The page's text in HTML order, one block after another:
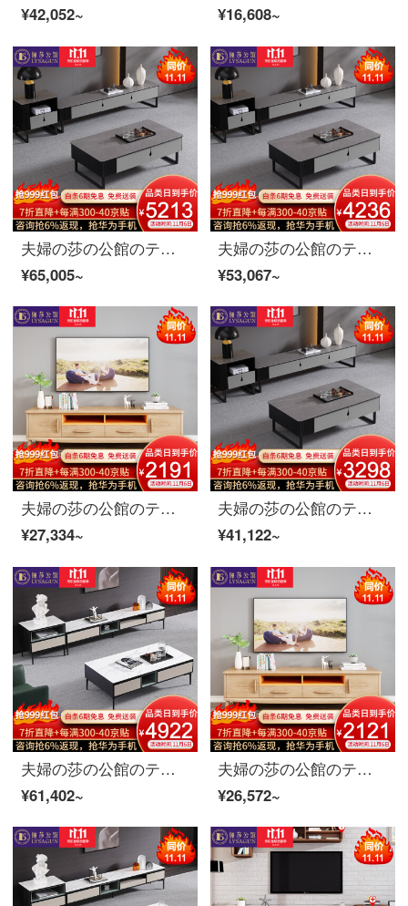
¥42,052~
¥16,608~
夫婦の莎の公館のテレビの箱北欧の軽奢なテレビの箱のお茶の組み合わせのスーツの近代的な客間の簡単な岩板の物置きの逸品の家具のテレビの箱+お茶の何+斗の箱*2 2.0 mテレビの箱
¥65,005~
夫婦の莎の公館のテレビの箱北欧の軽奢なテレビの箱のお茶の組み合わせのスーツの近代的な客間の簡単な岩板の物置きの逸品の家具のテレビの箱+お茶の何+斗の箱の2.0 mテレビの箱
¥53,067~
夫婦の莎の公館のテレビの箱の北欧の本当の木のテレビの箱のお茶の組み合わせのスーツの客間の簡単な保管物の食器棚の家具の2.2メートルのテレビの箱
¥27,334~
夫婦の莎の公館のテレビの箱北欧の軽奢なテレビの箱のお茶の組み合わせのスーツの近代的な客間の簡単な岩板の物置きの逸品の家具の岩板のテレビの箱+岩板のお茶の何2.0 mテレビの箱
¥41,122~
夫婦の莎の公館のテレビの箱北欧の軽奢なテレビの箱のお茶の何組のスーツの客間のイタリア式の極简の岩板の物置きの逸品の家具のテレビの箱+お茶の何+斗の箱*2テレビの箱
¥61,402~
夫婦の莎の公館のテレビの箱の北欧の本当の木のテレビの箱の茶の組み合わせのスーツの客間の簡単な保管物の食器棚の家具の2.0メートルのテレビの箱
¥26,572~